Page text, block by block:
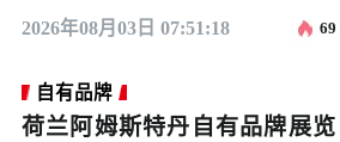
2026年08月03日 07:51:18 69
自有品牌
荷兰阿姆斯特丹自有品牌展览